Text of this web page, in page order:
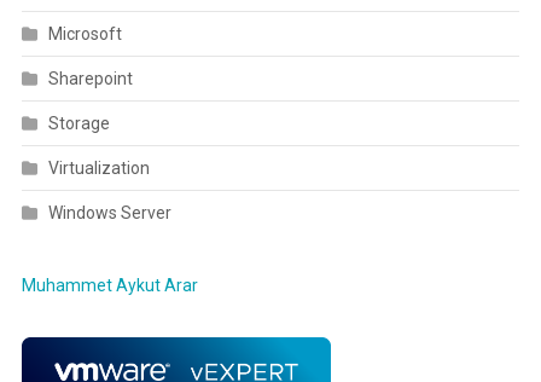
Microsoft
Sharepoint
Storage
Virtualization
Windows Server
Muhammet Aykut Arar